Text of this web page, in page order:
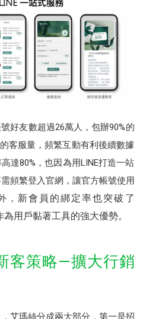
好友數超過26萬人，包辦90%的
客服量，頻繁互動有利後續數據
達80%，也因為用LINE打造一站
頻繁登入官網，讓官方帳號使用
， 新會員的綁定率也突破了
用戶黏著工具的強大優勢。
客策略—擴大行銷
艾瑪絲分成兩大部分，第一是招